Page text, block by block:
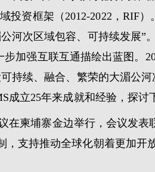
投资框架（2012-2022，RIF）
河次区域包容、可持续发展”
加强互联互通描绘出蓝图。
持续、融合、繁荣的大湄公
立25年来成就和经验，探讨
在柬埔寨金边举行，会议发
支持推动全球化朝着更加开